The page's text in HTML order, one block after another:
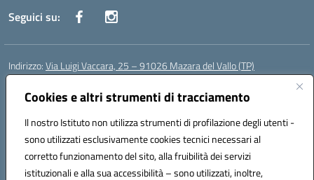
Cookies e altri strumenti di tracciamento
Il nostro Istituto non utilizza strumenti di profilazione degli utenti -
sono utilizzati esclusivamente cookies tecnici necessari al
corretto funzionamento del sito, alla fruibilità dei servizi
istituzionali e alla sua accessibilità – sono utilizzati, inoltre,
Seguici su:
Indirizzo:Via Luigi Vaccara, 25 – 91026 Mazara del Vallo (TP)
Centralino:
Posta elettronica certificata (PEC):tpic843007@pec.istruzione.it
Codice fiscale: 91036660818
Codice meccanografico:tpic843007
Codice Indice delle Pubbliche Amministrazioni (IPA): icggp
Codice unico di fatturazione (CUF): UFYPS3